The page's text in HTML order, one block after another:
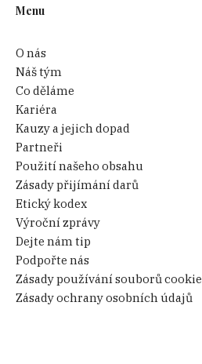
Menu
O nás
Náš tým
Co děláme
Kariéra
Kauzy a jejich dopad
Partneři
Použití našeho obsahu
Zásady přijímání darů
Etický kodex
Výroční zprávy
Dejte nám tip
Podpořte nás
Zásady používání souborů cookie
Zásady ochrany osobních údajů